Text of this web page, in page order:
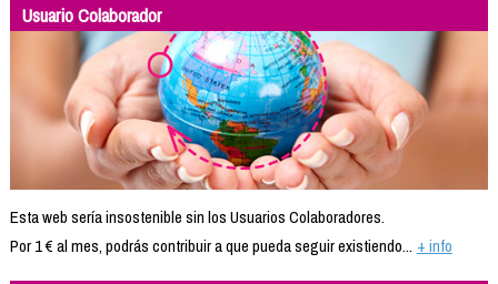
Usuario Colaborador
Esta web sería insostenible sin los Usuarios Colaboradores.
Por 1 € al mes, podrás contribuir a que pueda seguir existiendo... + info